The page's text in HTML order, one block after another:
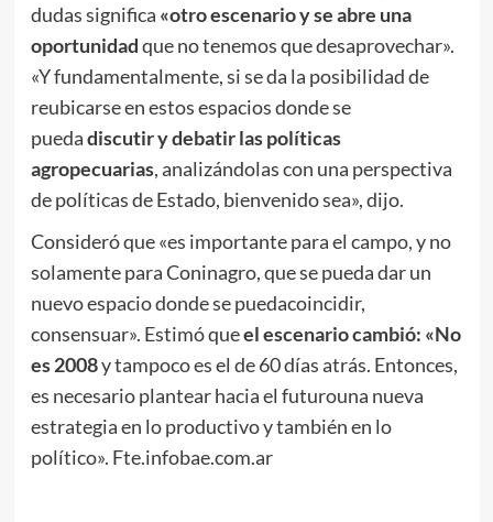
dudas significa «otro escenario y se abre una
oportunidadque no tenemos que desaprovechar».
«Y fundamentalmente, si se da la posibilidad de
reubicarse en estos espacios donde se
puedadiscutir y debatir las políticas
agropecuarias, analizándolas con una perspectiva
de políticas de Estado, bienvenido sea», dijo.
Consideró que «es importante para el campo, y no
solamente para Coninagro, que se pueda dar un
nuevo espacio donde se puedacoincidir,
consensuar». Estimó queel escenario cambió: «No
es 2008y tampoco es el de 60 días atrás. Entonces,
es necesario plantear hacia el futurouna nueva
estrategia en lo productivo y también en lo
político». Fte.infobae.com.ar